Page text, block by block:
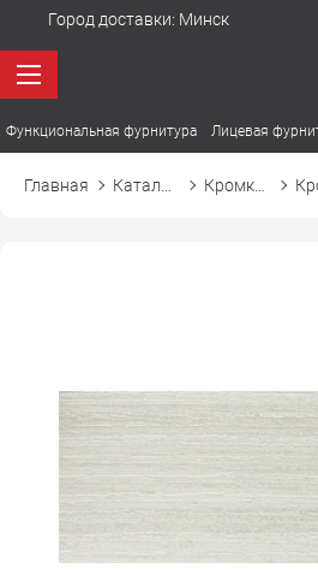
Город доставки: Минск
Функциональная фурнитура Лицевая
Главная